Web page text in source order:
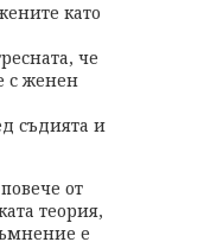
като
че
с женен
съдията и
от
теория,
е